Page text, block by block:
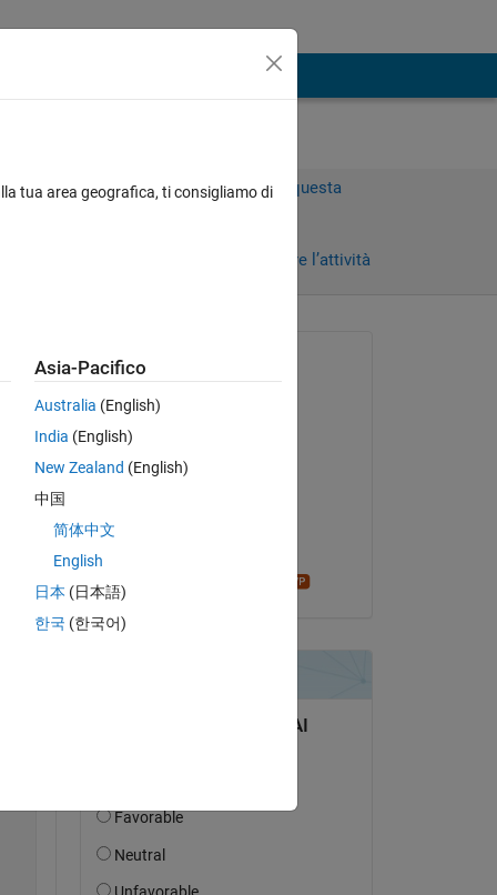
Accedi per rispondere a questa
Accedi per seguire l’attività
Richiesto:
il 14 Giu 2016
Commentato:
tua area geografica, ti consigliamo di
Asia-Pacifico
Australia (English)
India (English)
New Zealand (English)
中国
简体中文
English
日本 (日本語)
한국 (한국어)